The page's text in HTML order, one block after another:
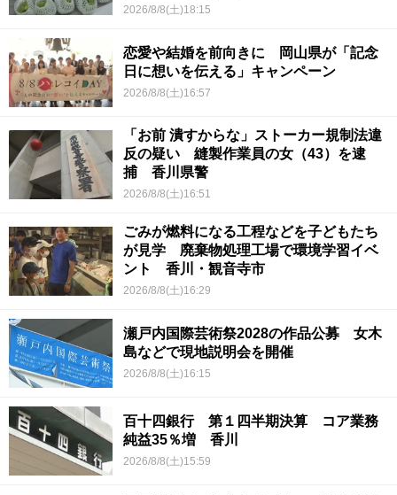
2026/8/8(土)18:15
恋愛や結婚を前向きに 岡山県が「記念
日に想いを伝える」キャンペーン
2026/8/8(土)16:57
「お前 潰すからな」ストーカー規制法違
反の疑い 縫製作業員の女（43）を逮
捕 香川県警
2026/8/8(土)16:51
ごみが燃料になる工程などを子どもたち
が見学 廃棄物処理工場で環境学習イベ
ント 香川・観音寺市
2026/8/8(土)16:29
瀬戸内国際芸術祭2028の作品公募 女木
島などで現地説明会を開催
2026/8/8(土)16:15
百十四銀行 第１四半期決算 コア業務
純益35％増 香川
2026/8/8(土)15:59